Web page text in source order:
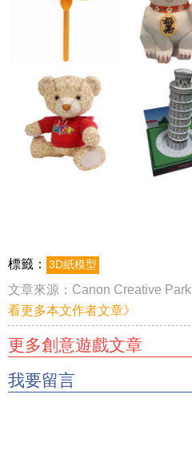
標籤： 3D紙模型
文章來源： Canon Creative Park
看更多本文作者文章》
更多創意遊戲文章
我要留言